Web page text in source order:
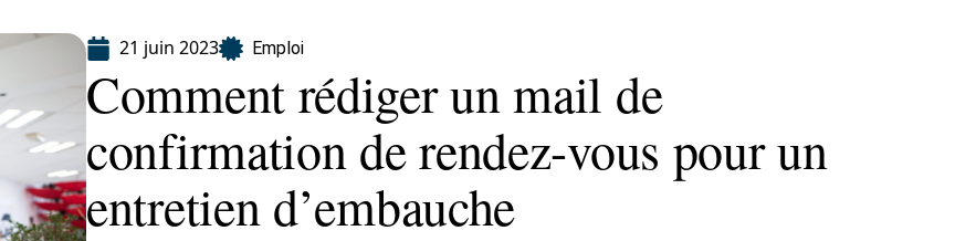
21 juin 2023 Emploi
Comment rédiger un mail de
confirmation de rendez-vous pour un
entretien d’embauche